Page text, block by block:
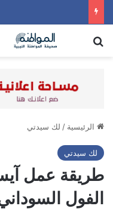
الرئيسية / لك سيدتي
لك سيدتي
طريقة عمل
الفول